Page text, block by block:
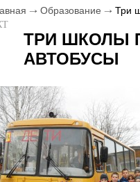
Образование
Три
ТРИ ШКОЛЫ
АВТОБУСЫ